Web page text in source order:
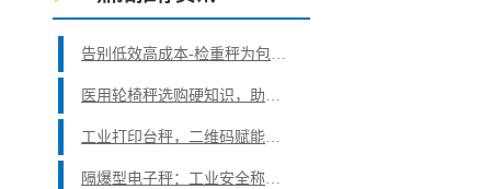
告别低效高成本-检重秤为包装行业提效降本
医用轮椅秤选购硬知识，助您做出专业选择
工业打印台秤，二维码赋能生产效率倍增
隔爆型电子秤：工业安全称重的核心防线